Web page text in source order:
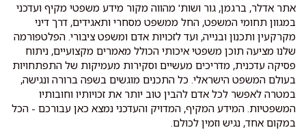
אתר אדלר, ברגמן, גור ושות' מהווה מקור מידע משפטי מקיף ועדכני
במגוון תחומי המשפט, החל ממשפט מסחרי ותאגידים, דרך דיני
מקרקעין ותכנון ובנייה, ועד לזכויות אדם ומשפט ציבורי. הפלטפורמה
שלנו מציעה תוכן משפטי איכותי הכולל מאמרים מקצועיים, ניתוח
פסיקה עדכנית, מדריכים מעשיים וסקירות מעמיקות של התפתחויות
בעולם המשפט הישראלי. כל התכנים מוגשים בשפה ברורה ונגישה,
במטרה לאפשר לכל אדם להבין טוב יותר את זכויותיו וחובותיו
המשפטיות. המידע המקיף, המדויק והעדכני נמצא כאן עבורכם - הכל
במקום אחד, נגיש וזמין לכולם.